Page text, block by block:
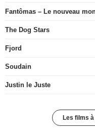
Fantômas – Le nouveau
The Dog Stars
Fjord
Soudain
Justin le Juste
Les films